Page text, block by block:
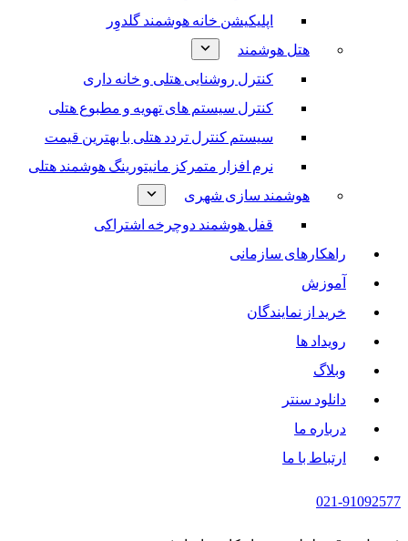
اپلیکیشن خانه هوشمند گلدوِر
هتل هوشمند
کنترل روشنایی هتلی و خانه داری
کنترل سیستم های تهویه و مطبوع هتلی
سیستم کنترل تردد هتلی با بهترین قیمت
نرم افزار متمرکز مانیتورینگ هوشمند هتلی
هوشمند سازی شهری
قفل هوشمند دوچرخه اشتراکی
راهکارهای سازمانی
آموزش
خرید از نمایندگان
رویداد ها
وبلاگ
دانلود سنتر
درباره ما
ارتباط با ما
021-91092577